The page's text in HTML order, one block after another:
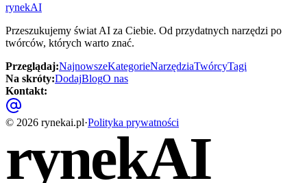
rynekAI
Przeszukujemy świat AI za Ciebie. Od przydatnych narzędzi po
twórców, których warto znać.
Przeglądaj:NajnowszeKategorieNarzędziaTwórcyTagi
Na skróty:DodajBlogO nas
Kontakt:
© 2026 rynekai.pl·Polityka prywatności
rynekAI